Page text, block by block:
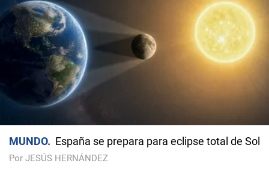
MUNDO España se prepara para eclipse total de Sol
Por JESÚS HERNÁNDEZ